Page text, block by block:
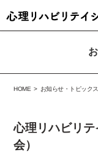
HOME お知らせ・トピックス
心理リハビリ
会）